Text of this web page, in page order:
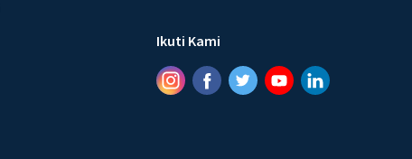
Ikuti Kami